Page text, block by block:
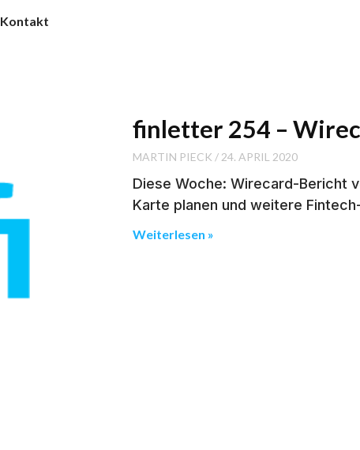
Kontakt
finletter 254 –
MARTIN PIECK 24. APRIL 2020
Diese Woche: Wirecard-Bericht
Karte planen und weitere
Weiterlesen »